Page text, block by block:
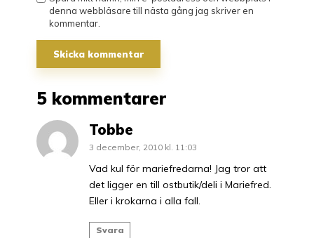
denna webbläsare till nästa gång jag skriver en
kommentar.
5 kommentarer
Tobbe
3 december, 2010 kl. 11:03
Vad kul för mariefredarna! Jag tror att
det ligger en till ostbutik/deli i Mariefred.
Eller i krokarna i alla fall.
Svara